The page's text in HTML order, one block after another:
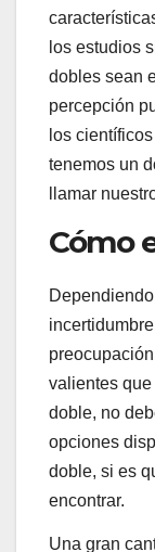
los estudios
dobles sean
percepción
los
tenemos un
llamar
Cómo
valientes
doble, no
opciones
doble, si es
encontrar.
Una gran